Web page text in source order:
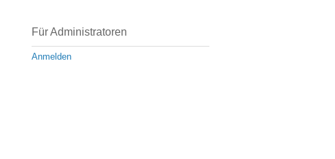
Für Administratoren
Anmelden